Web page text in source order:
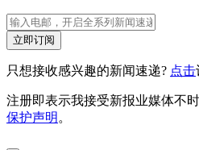
立即订阅
只想接收感兴趣的新闻速递? 点击
注册即表示我接受新报业媒体不
保护声明 。